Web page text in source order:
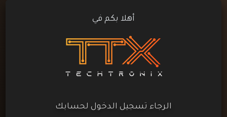
أهلا بكم في
الرجاء تسجيل الدخول لحسابك